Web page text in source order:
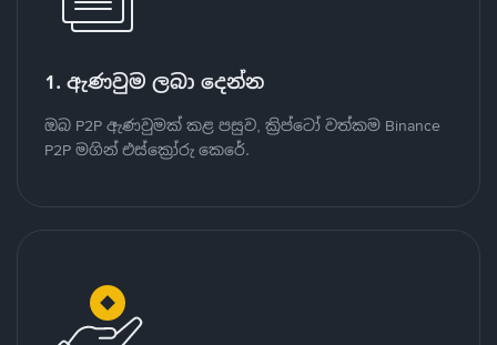
1. ඇණවුම ලබා දෙන්න
ඔබ P2P ඇණවුමක් කළ පසුව, ක්‍රිප්ටෝ වත්කම Binance
P2P මගින් එස්ක්‍රෝරු කෙරේ.